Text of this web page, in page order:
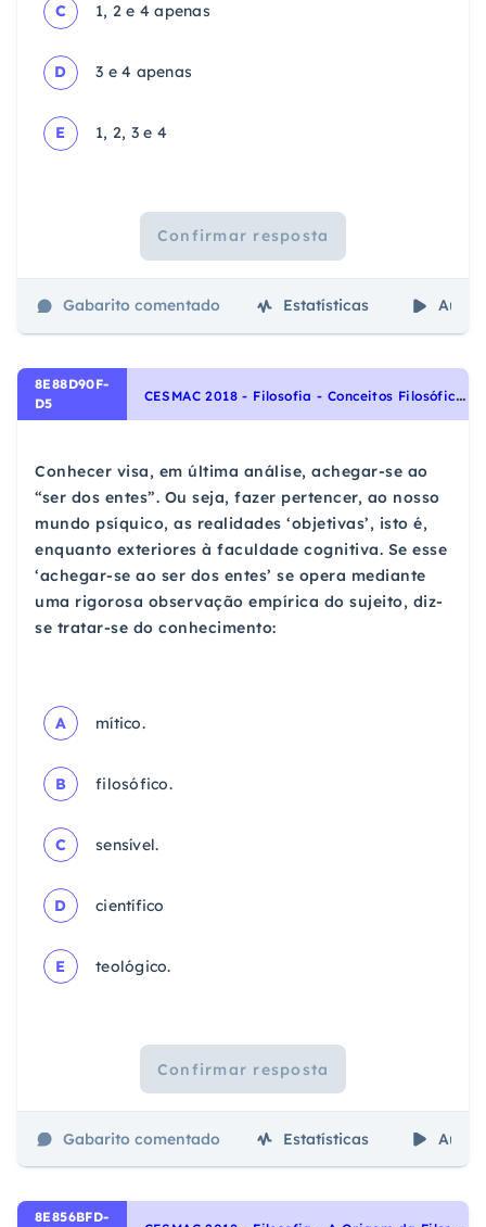
C 1, 2 e 4 apenas
D 3 e 4 apenas
E 1, 2, 3 e 4
Confirmar resposta
Gabarito comentado Estatísticas Aulas
8E88D90F-
D5
C
ESMAC 2018 - Filosofia - Conceitos Filosóficos
Conhecer visa, em última análise, achegar-se ao
“ser dos entes”. Ou seja, fazer pertencer, ao nosso
mundo psíquico, as realidades ‘objetivas’, isto é,
enquanto exteriores à faculdade cognitiva. Se esse
‘achegar-se ao ser dos entes’ se opera mediante
uma rigorosa observação empírica do sujeito, diz-
se tratar-se do conhecimento:
A mítico.
B filosófico.
C sensível.
D científico
E teológico.
Confirmar resposta
Gabarito comentado Estatísticas Aulas
8E856BFD-